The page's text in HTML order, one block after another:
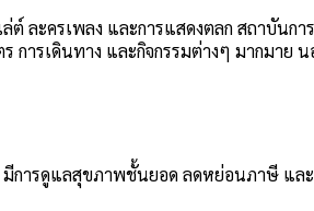
ล่ต์ ละครเพลง และการแสดงตลก สถาบันกา
การเดินทาง และกิจกรรมต่างๆ มากมา
การดูแลสุขภาพชั้นยอด ลดหย่อนภาษี แล